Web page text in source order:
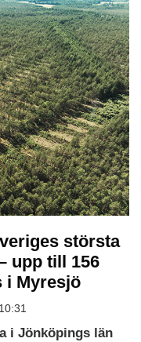
största
upp till 156
i Myresjö
i Jönköpings län